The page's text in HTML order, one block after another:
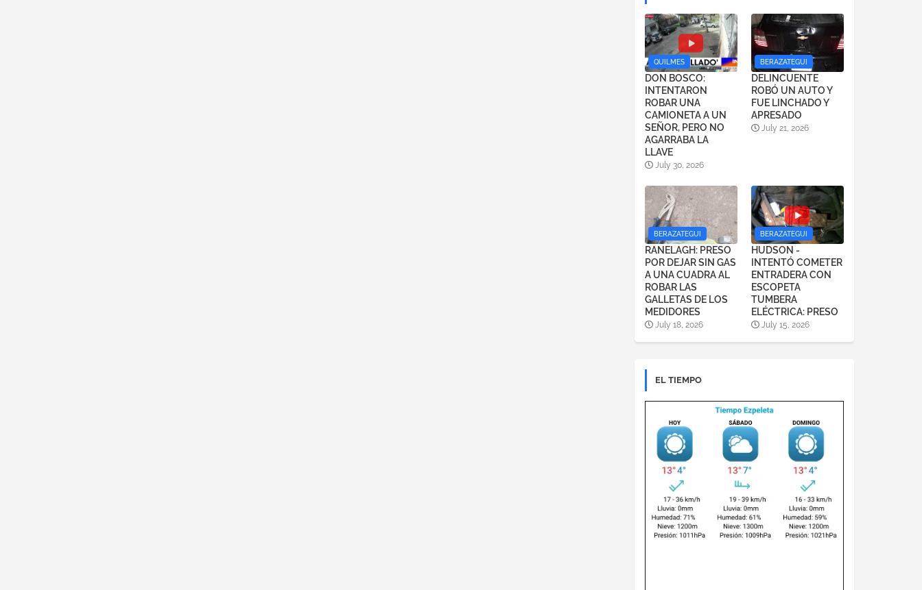
QUILMES
DON BOSCO:
INTENTARON
ROBAR UNA
CAMIONETA A UN
SEÑOR, PERO NO
AGARRABA LA
LLAVE
July 30, 2026
BERAZATEGUI
DELINCUENTE
ROBÓ UN AUTO Y
FUE LINCHADO Y
APRESADO
July 21, 2026
BERAZATEGUI
RANELAGH: PRESO
POR DEJAR SIN GAS
A UNA CUADRA AL
ROBAR LAS
GALLETAS DE LOS
MEDIDORES
July 18, 2026
BERAZATEGUI
HUDSON -
INTENTÓ COMETER
ENTRADERA CON
ESCOPETA
TUMBERA
ELÉCTRICA: PRESO
July 15, 2026
EL TIEMPO